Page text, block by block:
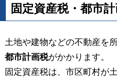
固定資産税・都市
土地や建物などの不動産を
都市計画税がかかります。
固定資産税は、市区町村が